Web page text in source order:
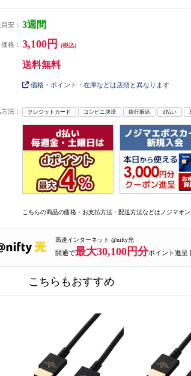
安： 3週間
価格： 3,100円 (税込)
送料無料
価格・ポイント・在庫などは店頭と異なります
法： クレジットカード コンビニ決済 銀行振込 d払い
こちらの商品の価格・お支払方法・配送方法などはノジマオ
高速インターネット @nifty光
開通で最大30,100円分ポイント進呈
こちらもおすすめ